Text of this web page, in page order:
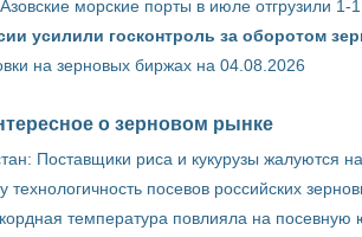
морские порты в июле отгрузили
усилили госконтроль за оборотом
на зерновых биржах на 04.08.2026
о зерновом рынке
Поставщики риса и кукурузы жалуются
технологичность посевов российских
температура повлияла на